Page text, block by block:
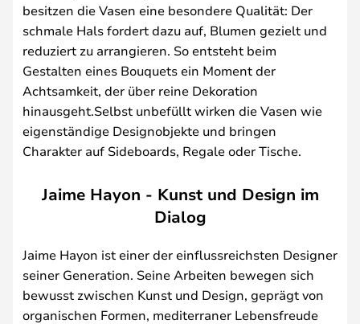
besitzen die Vasen eine besondere Qualität: Der
schmale Hals fordert dazu auf, Blumen gezielt und
reduziert zu arrangieren. So entsteht beim
Gestalten eines Bouquets ein Moment der
Achtsamkeit, der über reine Dekoration
hinausgeht.Selbst unbefüllt wirken die Vasen wie
eigenständige Designobjekte und bringen
Charakter auf Sideboards, Regale oder Tische.
Jaime Hayon - Kunst und Design im
Dialog
Jaime Hayon ist einer der einflussreichsten Designer
seiner Generation. Seine Arbeiten bewegen sich
bewusst zwischen Kunst und Design, geprägt von
organischen Formen, mediterraner Lebensfreude